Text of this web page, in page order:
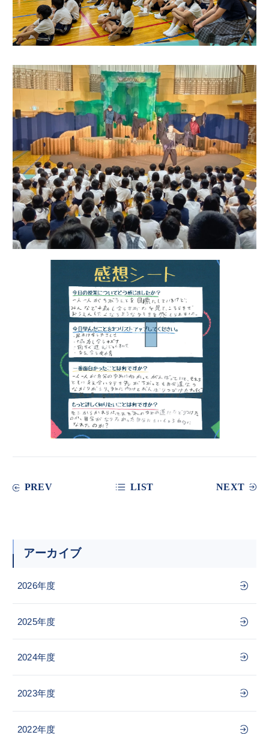
PREV LIST NEXT
アーカイブ
2026年度
2025年度
2024年度
2023年度
2022年度